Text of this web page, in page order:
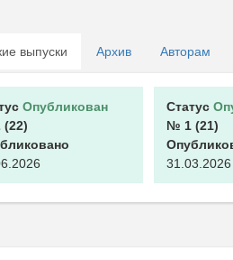
выпуски Архив Авторам
Опубликован
(22)
Статус
№ 1 (21)
31.03.2026